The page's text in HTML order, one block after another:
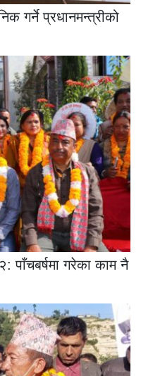
गर्ने प्रधानमन्त्रीको
पाँचबर्षमा गरेका काम नै